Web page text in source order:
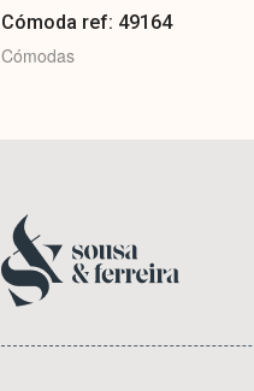
Cómoda ref: 49164
Cómodas